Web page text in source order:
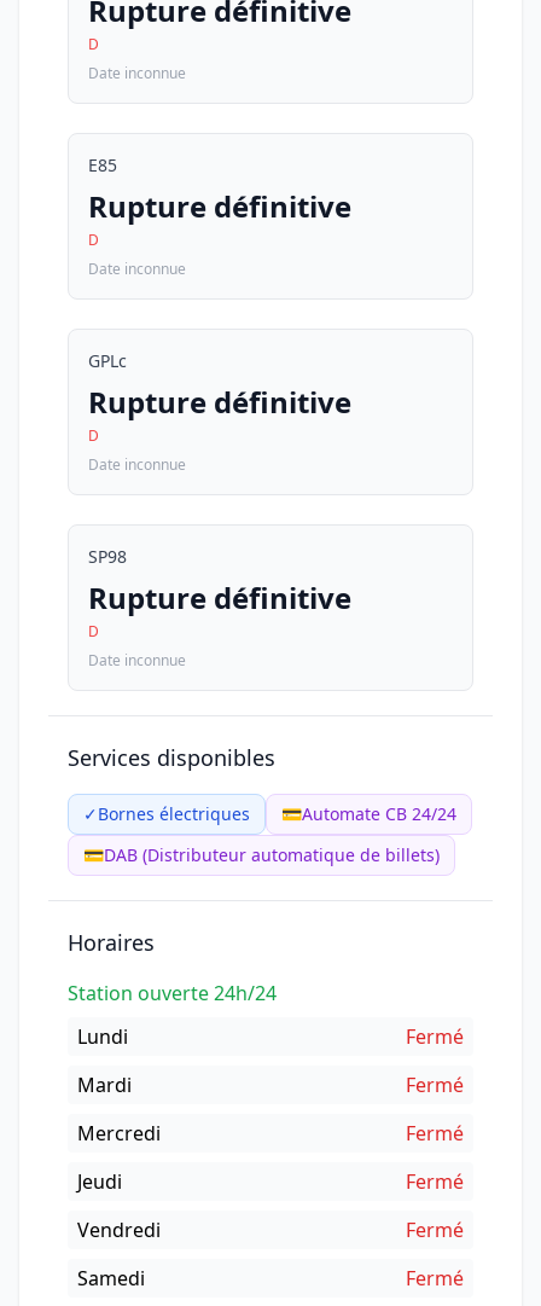
Rupture définitive
D
Date inconnue
E85
Rupture définitive
D
Date inconnue
GPLc
Rupture définitive
D
Date inconnue
SP98
Rupture définitive
D
Date inconnue
Services disponibles
✓Bornes électriques 💳Automate CB 24/24
💳DAB (Distributeur automatique de billets)
Horaires
Station ouverte 24h/24
Lundi
Fermé
Mardi
Fermé
Mercredi
Fermé
Jeudi
Fermé
Vendredi
Fermé
Samedi
Fermé